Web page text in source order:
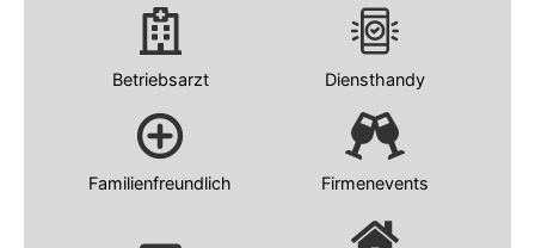
Betriebsarzt Diensthandy
Familienfreundlich Firmenevents